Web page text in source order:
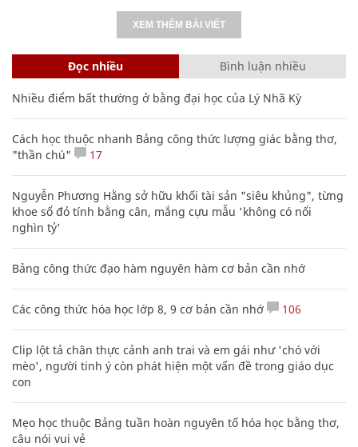
XEM THÊM BÀI VIẾT
Đọc nhiều Bình luận nhiều
Nhiều điểm bất thường ở bằng đại học của Lý Nhã Kỳ
Cách học thuộc nhanh Bảng công thức lượng giác bằng thơ,
"thần chú"
17
Nguyễn Phương Hằng sở hữu khối tài sản "siêu khủng", từng
khoe sổ đỏ tính bằng cân, mắng cựu mẫu 'không có nổi
nghìn tỷ'
Bảng công thức đạo hàm nguyên hàm cơ bản cần nhớ
Các công thức hóa học lớp 8, 9 cơ bản cần nhớ 106
Clip lột tả chân thực cảnh anh trai và em gái như 'chó với
mèo', người tinh ý còn phát hiện một vấn đề trong giáo dục
con
Mẹo học thuộc Bảng tuần hoàn nguyên tố hóa học bằng thơ,
câu nói vui vẻ